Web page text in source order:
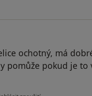
ochotný, má
pomůže pokud je to
názoru uživatele Pacient